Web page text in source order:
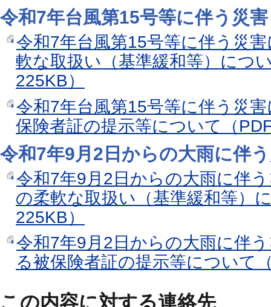
令和7年台風第15号等に伴う災害
令和7年台風第15号等に伴う災
軟な取扱い（基準緩和等）につ
225KB）
令和7年台風第15号等に伴う災
保険者証の提示等について（
令和7年9月2日からの大雨に伴
令和7年9月2日からの大雨に伴
の柔軟な取扱い（基準緩和等）
225KB）
令和7年9月2日からの大雨に伴
る被保険者証の提示等について
この内容に対する連絡先